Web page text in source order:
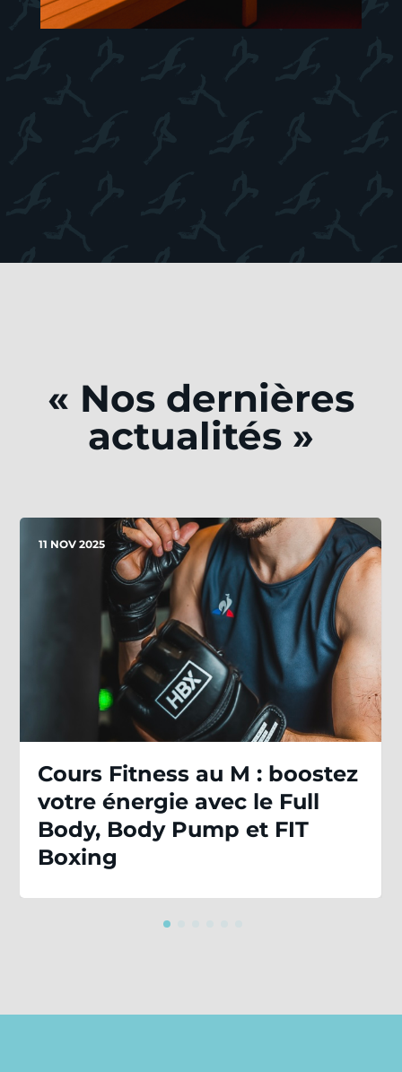
« Nos dernières
actualités »
Cours Fitness au M : boostez
votre énergie avec le Full
Body, Body Pump et FIT
Boxing
11 NOV 2025